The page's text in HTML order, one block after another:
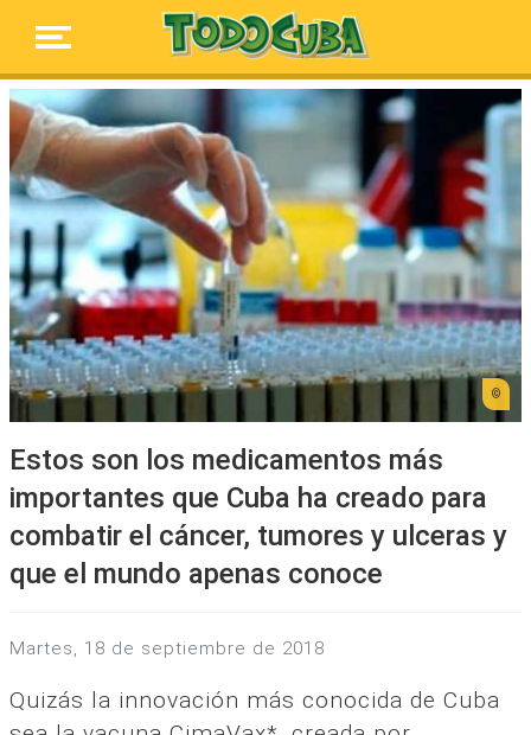
Estos son los medicamentos más
importantes que Cuba ha creado para
combatir el cáncer, tumores y ulceras y
que el mundo apenas conoce
martes, 18 de septiembre de 2018
Quizás la innovación más conocida de Cuba